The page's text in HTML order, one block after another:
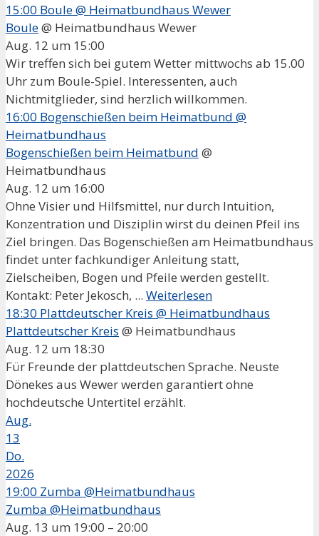
15:00 Boule@ Heimatbundhaus Wewer
Boule@ Heimatbundhaus Wewer
Aug. 12 um 15:00
Wir treffen sich bei gutem Wetter mittwochs ab 15.00
Uhr zum Boule-Spiel. Interessenten, auch
Nichtmitglieder, sind herzlich willkommen.
16:00 Bogenschießen beim Heimatbund @
Heimatbundhaus
Bogenschießen beim Heimatbund @
Heimatbundhaus
Aug. 12 um 16:00
Ohne Visier und Hilfsmittel, nur durch Intuition,
Konzentration und Disziplin wirst du deinen Pfeil ins
Ziel bringen. Das Bogenschießen am Heimatbundhaus
findet unter fachkundiger Anleitung statt,
Zielscheiben, Bogen und Pfeile werden gestellt.
Kontakt: Peter Jekosch, ... Weiterlesen
18:30 Plattdeutscher Kreis @ Heimatbundhaus
Plattdeutscher Kreis @ Heimatbundhaus
Aug. 12 um 18:30
Für Freunde der plattdeutschen Sprache. Neuste
Dönekes aus Wewer werden garantiert ohne
hochdeutsche Untertitel erzählt.
Aug.
13
Do.
2026
19:00 Zumba @Heimatbundhaus
Zumba @Heimatbundhaus
Aug. 13 um 19:00 – 20:00